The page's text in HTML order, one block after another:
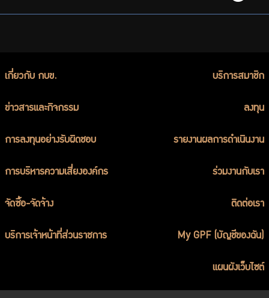
เกี่ยวกับ กบข. บริการสมาชิก
ข่าวสารและกิจกรรม ลงทุน
การลงทุนอย่างรับผิดชอบ รายงานผลการดำเนินงาน
การบริหารความเสี่ยงองค์กร ร่วมงานกับเรา
จัดซื้อ-จัดจ้าง ติดต่อเรา
บริการเจ้าหน้าที่ส่วนราชการ My GPF (บัญชีของฉัน)
แผนผังเว็บไซต์